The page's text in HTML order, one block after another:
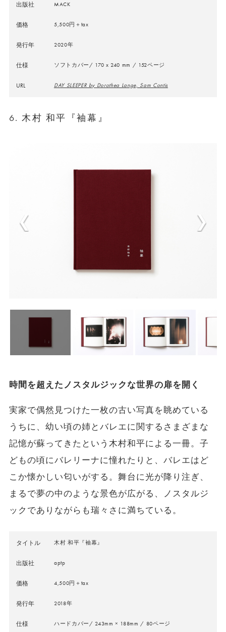
出版社 MACK
価格 5,500円＋tax
発行年 2020年
仕様 ソフトカバー/ 170 x 240 mm / 152ページ
URL DAY SLEEPER by Dorothea Lange, Sam Contis
6. 木村 和平『袖幕』
時間を超えたノスタルジックな世界の扉を開く
実家で偶然見つけた一枚の古い写真を眺めている
うちに、幼い頃の姉とバレエに関するさまざまな
記憶が蘇ってきたという木村和平による一冊。子
どもの頃にバレリーナに憧れたりと、バレエはど
こか懐かしい匂いがする。舞台に光が降り注ぎ、
まるで夢の中のような景色が広がる、ノスタルジ
ックでありながらも瑞々さに満ちている。
タイトル 木村 和平『袖幕』
出版社 aptp
価格 4,500円＋tax
発行年 2018年
仕様 ハードカバー/ 243mm × 188mm / 80ページ